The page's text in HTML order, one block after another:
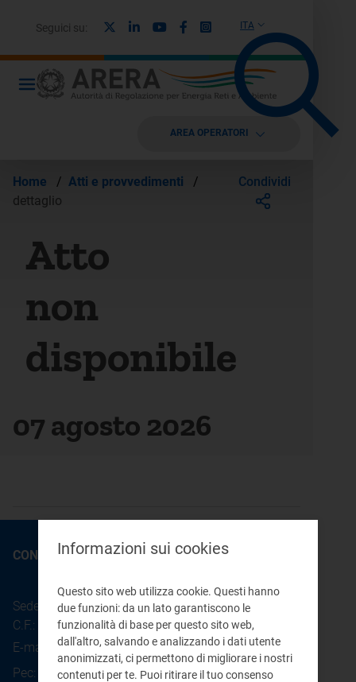
ITA
Seguici su: LinkedinYoutubeFacebook
Instagram
AREA OPERATORI
Home / Atti e provvedimenti
/
dettaglio
Condividi
Atto
non
disponibile
07 agosto 2026
CONTATTI
Sede legale: Piazza Cavour 5 - 20121 - Milano
C.F.: 97190020152
E-mail:info@arera.it
Pec:
protocollo@pec.arera.it
Informazioni sui cookies
Questo sito web utilizza cookie. Questi hanno
due funzioni: da un lato garantiscono le
funzionalità di base per questo sito web,
dall'altro, salvando e analizzando i dati utente
anonimizzati, ci permettono di migliorare i nostri
contenuti per te. Puoi ritirare il tuo consenso